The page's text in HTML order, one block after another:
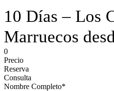
10 Días – Los
Marruecos
0
Precio
Reserva
Consulta
Nombre Completo*